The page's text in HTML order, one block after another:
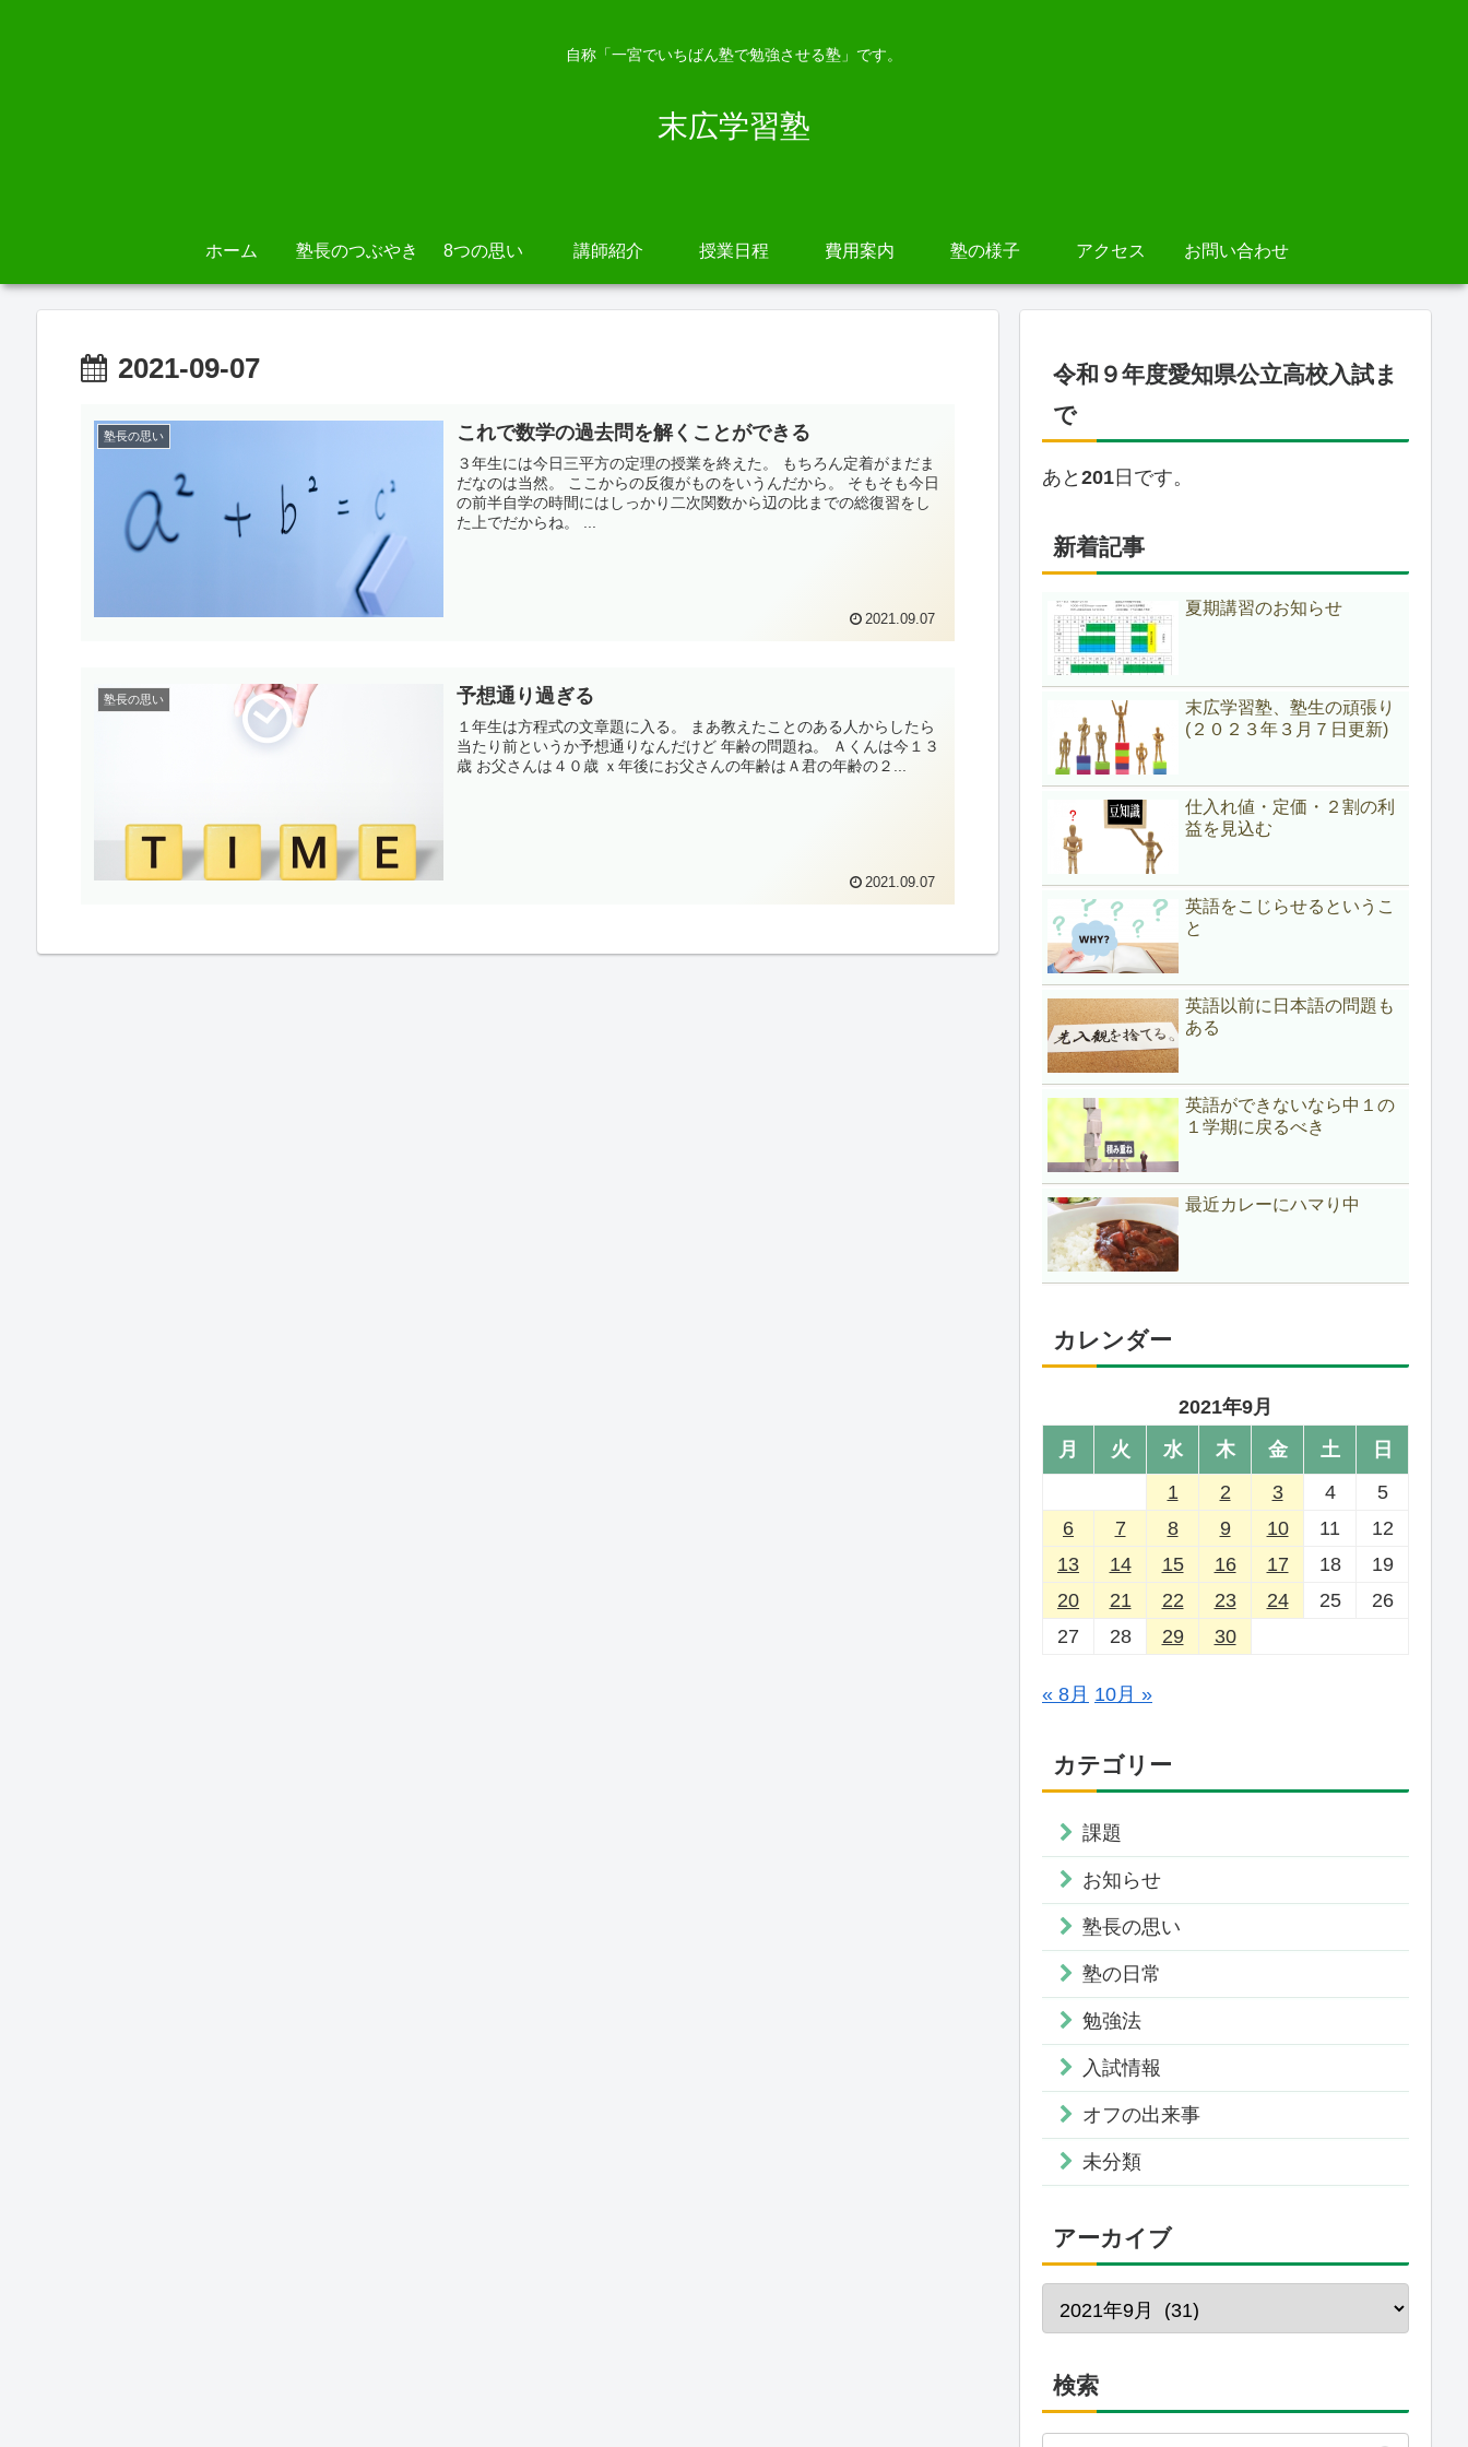
自称「一宮でいちばん塾で勉強させる塾」です。
末広学習塾
ホーム 塾長のつぶやき 8つの思い 講師紹介 授業日程 費用案内 塾の様子 アクセス お問い合わせ
2021-09-07
塾長の思い これで数学の過去問を解くことができる
３年生には今日三平方の定理の授業を終えた。 もちろん定着がまだま
だなのは当然。 ここからの反復がものをいうんだから。 そもそも今日
の前半自学の時間にはしっかり二次関数から辺の比までの総復習をし
た上でだからね。 ...
2021.09.07
塾長の思い 予想通り過ぎる
１年生は方程式の文章題に入る。 まあ教えたことのある人からしたら
当たり前というか予想通りなんだけど 年齢の問題ね。 Ａくんは今１３
歳 お父さんは４０歳 ｘ年後にお父さんの年齢はＡ君の年齢の２...
2021.09.07
令和９年度愛知県公立高校入試ま
で
あと 201 日です。
新着記事
夏期講習のお知らせ
末広学習塾、塾生の頑張り
(２０２３年３月７日更新)
仕入れ値・定価・２割の利
益を見込む
英語をこじらせるというこ
と
英語以前に日本語の問題も
ある
英語ができないなら中１の
１学期に戻るべき
最近カレーにハマり中
カレンダー
2021年9月
月
火 水 木 金 土
日
1
2 3 4
5
6
7 8 9 10 11
12
13
14 15 16 17 18
19
20
21 22 23 24 25
26
27
28 29 30
« 8月 10月 »
カテゴリー
課題
お知らせ
塾長の思い
塾の日常
勉強法
入試情報
オフの出来事
未分類
アーカイブ
検索